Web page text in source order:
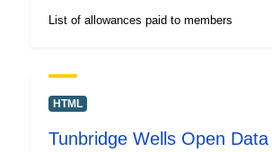
List of allowances paid to members
HTML
Tunbridge Wells Open Data